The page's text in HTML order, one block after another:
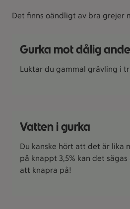
Det finns oändligt av bra grejer
Gurka mot dålig
Luktar du gammal grävling i
Vatten i gurka
Du kanske hört att det är lika
på knappt 3,5% kan det
att knapra på!